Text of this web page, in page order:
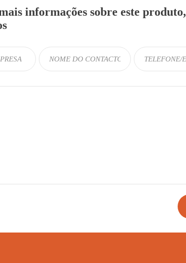
informações sobre este produto,